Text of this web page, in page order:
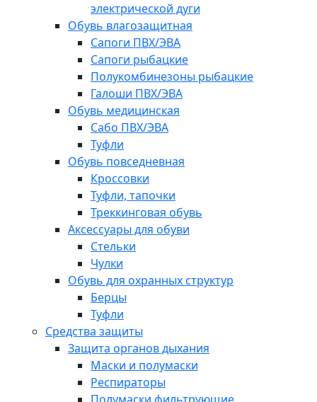
электрической дуги
Обувь влагозащитная
Сапоги ПВХ/ЭВА
Сапоги рыбацкие
Полукомбинезоны рыбацкие
Галоши ПВХ/ЭВА
Обувь медицинская
Сабо ПВХ/ЭВА
Туфли
Обувь повседневная
Кроссовки
Туфли, тапочки
Треккинговая обувь
Аксессуары для обуви
Стельки
Чулки
Обувь для охранных структур
Берцы
Туфли
Средства защиты
Защита органов дыхания
Маски и полумаски
Респираторы